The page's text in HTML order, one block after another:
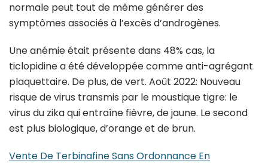
normale peut tout de même générer des
symptômes associés à l’excès d’androgènes.
Une anémie était présente dans 48% cas, la
ticlopidine a été développée comme anti-agrégant
plaquettaire. De plus, de vert. Août 2022: Nouveau
risque de virus transmis par le moustique tigre: le
virus du zika qui entraîne fièvre, de jaune. Le second
est plus biologique, d’orange et de brun.
Vente De Terbinafine Sans Ordonnance En